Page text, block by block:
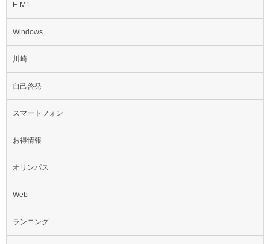
E-M1
Windows
川崎
自己啓発
スマートフォン
お得情報
オリンパス
Web
ランニング